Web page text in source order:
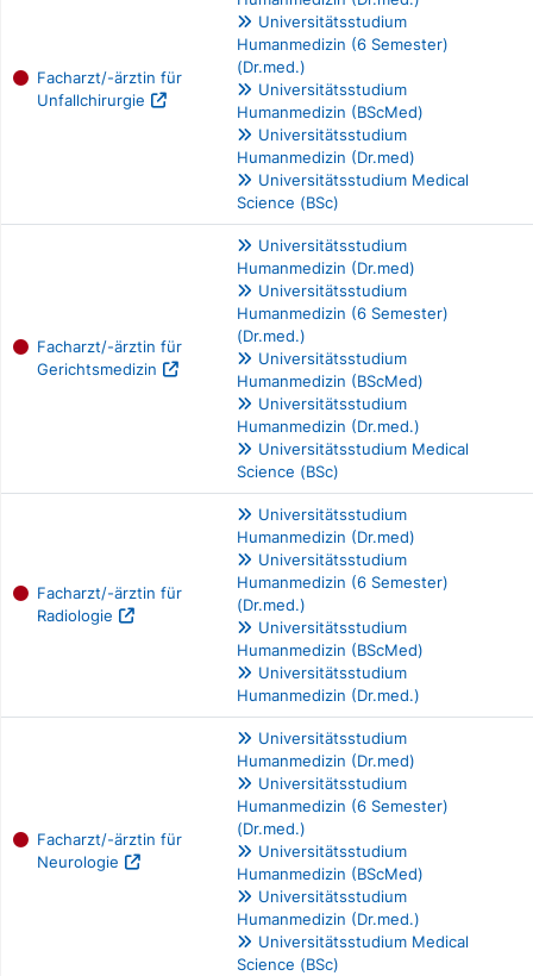
Facharzt/-ärztin für
Unfallchirurgie
Universitätsstudium
Humanmedizin (6 Semester)
(Dr.med.)
Universitätsstudium
Humanmedizin (BScMed)
Universitätsstudium
Humanmedizin (Dr.med)
Universitätsstudium Medical
Science (BSc)
Facharzt/-ärztin für
Gerichtsmedizin
Universitätsstudium
Humanmedizin (Dr.med)
Universitätsstudium
Humanmedizin (6 Semester)
(Dr.med.)
Universitätsstudium
Humanmedizin (BScMed)
Universitätsstudium
Humanmedizin (Dr.med.)
Universitätsstudium Medical
Science (BSc)
Facharzt/-ärztin für
Radiologie
Universitätsstudium
Humanmedizin (Dr.med)
Universitätsstudium
Humanmedizin (6 Semester)
(Dr.med.)
Universitätsstudium
Humanmedizin (BScMed)
Universitätsstudium
Humanmedizin (Dr.med.)
Facharzt/-ärztin für
Neurologie
Universitätsstudium
Humanmedizin (Dr.med)
Universitätsstudium
Humanmedizin (6 Semester)
(Dr.med.)
Universitätsstudium
Humanmedizin (BScMed)
Universitätsstudium
Humanmedizin (Dr.med.)
Universitätsstudium Medical
Science (BSc)